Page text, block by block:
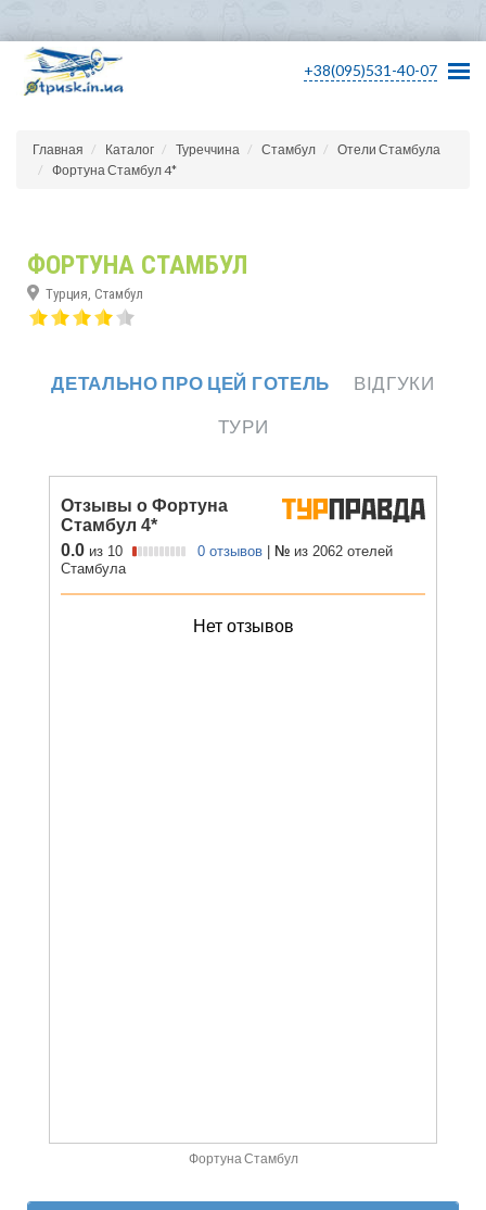
+38(095)531-40-07
Главная Каталог Туреччина Стамбул
Отели Стамбула
Фортуна Стамбул 4*
ФОРТУНА СТАМБУЛ
Турция, Стамбул
ДЕТАЛЬНО ПРО ЦЕЙ ГОТЕЛЬ
ВІДГУКИ
ТУРИ
Фортуна Стамбул